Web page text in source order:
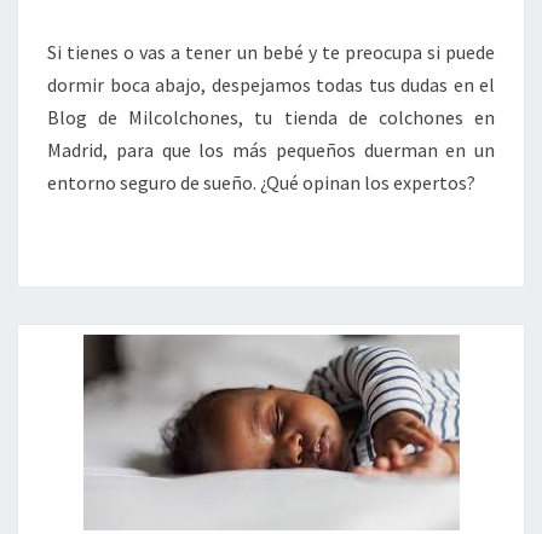
Si tienes o vas a tener un bebé y te preocupa si puede
dormir boca abajo, despejamos todas tus dudas en el
Blog de Milcolchones, tu tienda de colchones en
Madrid, para que los más pequeños duerman en un
entorno seguro de sueño. ¿Qué opinan los expertos?